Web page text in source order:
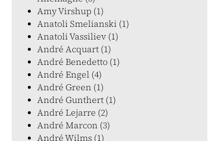
Amy Virshup (1)
Anatoli Smelianski (1)
Anatoli Vassiliev (1)
André Acquart (1)
André Benedetto (1)
André Engel (4)
André Green (1)
André Gunthert (1)
André Lejarre (2)
André Marcon (3)
André Wilms (1)